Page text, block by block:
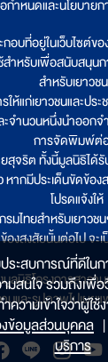
กำหนดและนโยบายก
อบที่อยู่ในเว็บไซต์ข
สำหรับเพื่อสนับสนุ
สำหรับเยาวช
ห้แก่เยาวชนและปร
ละจำนวนหนึ่งนำออก
การจัดพิมพ์ต่
ยสุจริต ทั้งนี้มูลนิธิไ
ากมีประเด็นขัดข้อง
โปรดแจ้งให้
รมไทยสำหรับเยาว
องสงสัยนั้นต่อไป จะ
ลนิธิโครงการสารา
มและรูปภาพไปเผย
ระสบการณ์ที่ดีในก
สนใจ รวมถึงเพื่อวิ
ำความเข้าใจว่าผู้ใ
ข้อมูลส่วนบุคคล |
บริการ